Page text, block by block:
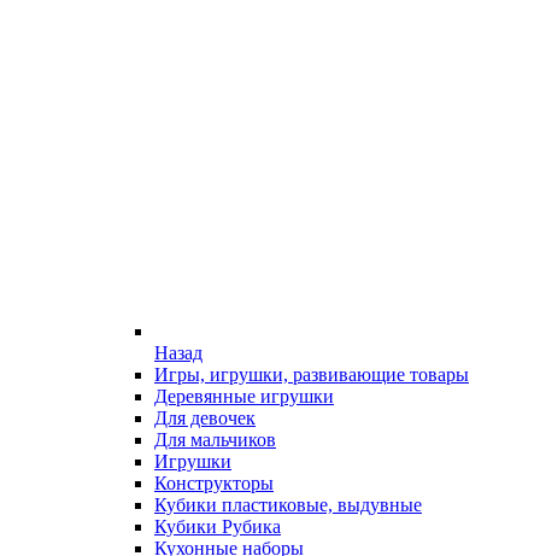
Назад
Игры, игрушки, развивающие товары
Деревянные игрушки
Для девочек
Для мальчиков
Игрушки
Конструкторы
Кубики пластиковые, выдувные
Кубики Рубика
Кухонные наборы